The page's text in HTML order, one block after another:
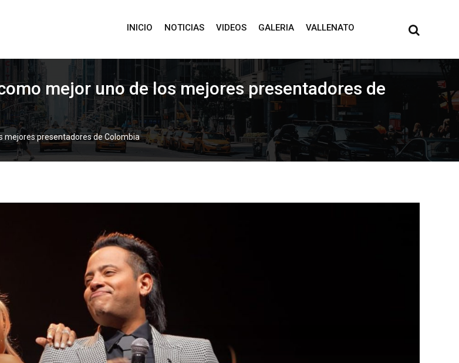
INICIO NOTICIAS VIDEOS GALERIA VALLENATO
mejor uno de los mejores presentadores de
mejores presentadores de Colombia